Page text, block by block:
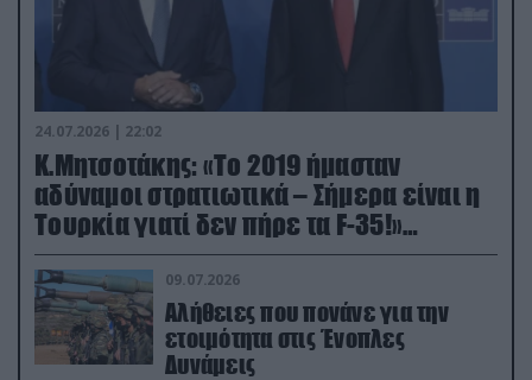
24.07.2026 | 22:02
Κ.Μητσοτάκης: «Το 2019 ήμασταν
αδύναμοι στρατιωτικά – Σήμερα είναι η
Τουρκία γιατί δεν πήρε τα F-35!»
(βίντεο)
09.07.2026
Αλήθειες που πονάνε για την
ετοιμότητα στις Ένοπλες
Δυνάμεις